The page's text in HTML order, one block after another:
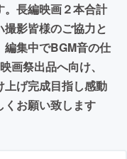
。長編映画２本合計
撮影皆様のご協力と
編集中でBGM音の仕
画祭出品へ向け、
げ完成目指し感動
くお願い致します